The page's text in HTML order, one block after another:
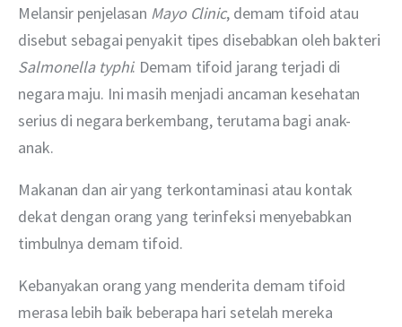
Melansir penjelasan Mayo Clinic, demam tifoid atau
disebut sebagai penyakit tipes disebabkan oleh bakteri
Salmonella typhi. Demam tifoid jarang terjadi di
negara maju. Ini masih menjadi ancaman kesehatan
serius di negara berkembang, terutama bagi anak-
anak.
Makanan dan air yang terkontaminasi atau kontak
dekat dengan orang yang terinfeksi menyebabkan
timbulnya demam tifoid.
Kebanyakan orang yang menderita demam tifoid
merasa lebih baik beberapa hari setelah mereka